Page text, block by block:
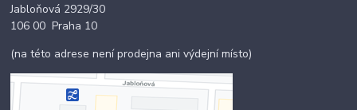
Jabloňová 2929/30
106 00 Praha 10
(na této adrese není prodejna ani výdejní místo)